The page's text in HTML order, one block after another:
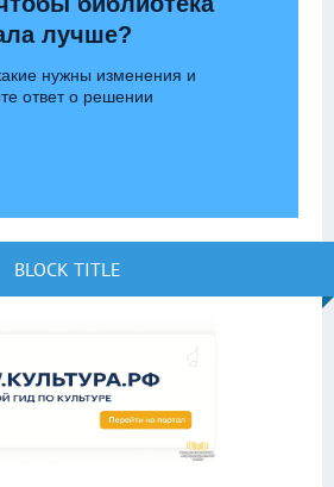
лучше?
нужны изменения и
ответ о решении
BLOCK TITLE